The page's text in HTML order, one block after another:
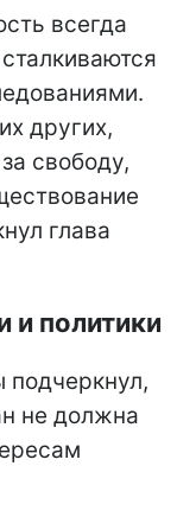
всегда
других,
свободу,
глава
и политики
не должна